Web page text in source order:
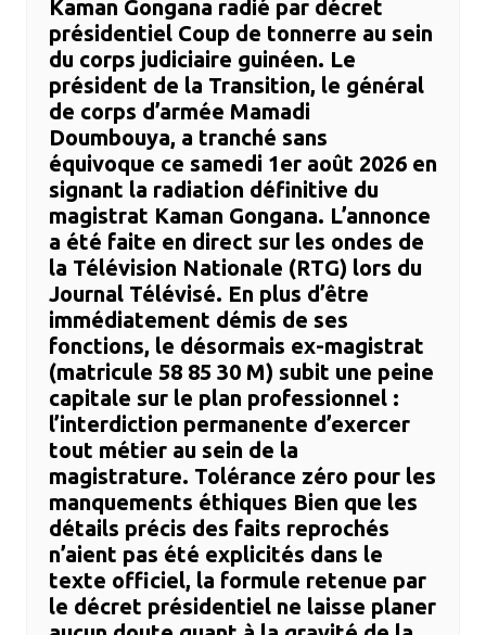
Kaman Gongana radié par décret
présidentiel ​Coup de tonnerre au sein
du corps judiciaire guinéen. Le
président de la Transition, le général
de corps d’armée Mamadi
Doumbouya, a tranché sans
équivoque ce samedi 1er août 2026 en
signant la radiation définitive du
magistrat Kaman Gongana. ​L’annonce
a été faite en direct sur les ondes de
la Télévision Nationale (RTG) lors du
Journal Télévisé. En plus d’être
immédiatement démis de ses
fonctions, le désormais ex-magistrat
(matricule 58 85 30 M) subit une peine
capitale sur le plan professionnel :
l’interdiction permanente d’exercer
tout métier au sein de la
magistrature. ​Tolérance zéro pour les
manquements éthiques ​Bien que les
détails précis des faits reprochés
n’aient pas été explicités dans le
texte officiel, la formule retenue par
le décret présidentiel ne laisse planer